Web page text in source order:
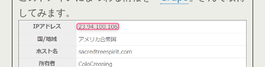
してみます。